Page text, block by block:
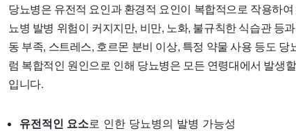
당뇨병은 유전적 요인과 환경적 요인이 복합적으로 작용하
뇨병 발병 위험이 커지지만, 비만, 노화, 불규칙한 식습관 등
동 부족, 스트레스, 호르몬 분비 이상, 특정 약물 사용 등도
럼 복합적인 원인으로 인해 당뇨병은 모든 연령대에서 발생
입니다.
유전적인 요소로 인한 당뇨병의 발병 가능성